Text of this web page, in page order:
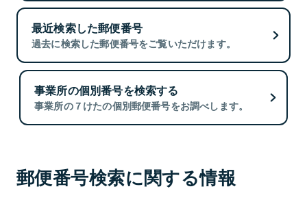
最近検索した郵便番号
過去に検索した郵便番号をご覧いただけます。
事業所の個別番号を検索する
事業所の７けたの個別郵便番号をお調べします。
郵便番号検索に関する情報